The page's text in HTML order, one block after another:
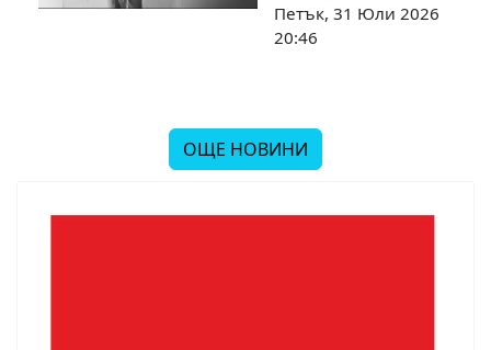
Петък, 31 Юли 2026
20:46
ОЩЕ НОВИНИ